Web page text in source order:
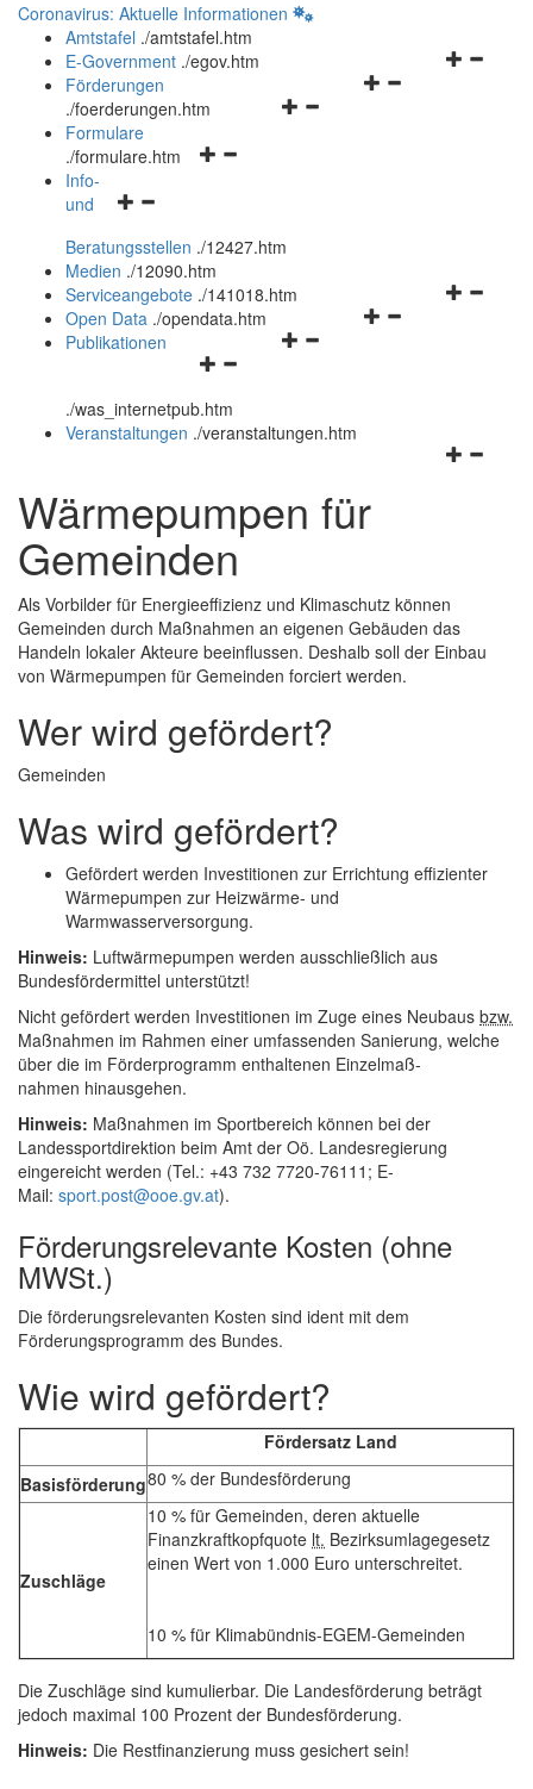
Coronavirus: Aktuelle Informationen
Amtstafel ./amtstafel.htm
Navigationsmenü
E-Government ./egov.htm
Navigationsmenü
Förderungen
./foerderungen.htm
Navigationsmenü
Formulare
./formulare.htm
Navigationsmenü
und
schließen
Info-
und
Beratungsstellen ./12427.htm
Medien ./12090.htm
Navigationsmenü
Serviceangebote ./141018.htm
Navigationsmenü
Open Data ./opendata.htm
Navigationsmenü
und
schließen
Publikationen
./was_internetpub.htm
Veranstaltungen ./veranstaltungen.htm
Wärmepumpen für
Gemeinden
Als Vorbilder für Energieeffizienz und Klimaschutz können
Gemeinden durch Maßnahmen an eigenen Gebäuden das
Handeln lokaler Akteure beeinflussen. Deshalb soll der Einbau
von Wärmepumpen für Gemeinden forciert werden.
Wer wird gefördert?
Gemeinden
Was wird gefördert?
Gefördert werden Investitionen zur Errichtung effizienter
Wärmepumpen zur Heizwärme- und
Warmwasserversorgung.
Hinweis: Luftwärmepumpen werden ausschließlich aus
Bundesfördermittel unterstützt!
Nicht gefördert werden Investitionen im Zuge eines Neubaus bzw.
Maßnahmen im Rahmen einer umfassenden Sanierung, welche
über die im Förderprogramm enthaltenen Einzelmaß­
nahmen hinausgehen.
Hinweis: Maßnahmen im Sportbereich können bei der
Landessportdirektion beim Amt der Oö. Landesregierung
eingereicht werden (Tel.: +43 732 7720-76111; E-
Mail: sport.post@ooe.gv.at).
Förderungsrelevante Kosten (ohne
MWSt.)
Die förderungsrelevanten Kosten sind ident mit dem
Förderungsprogramm des Bundes.
Wie wird gefördert?
Fördersatz Land
Basisförderung80 % der Bundesförderung
Zuschläge
10 % für Gemeinden, deren aktuelle
Finanzkraftkopfquote lt. Bezirksumlagegesetz
einen Wert von 1.000 Euro unterschreitet.
10 % für Klimabündnis-EGEM-Gemeinden
Die Zuschläge sind kumulierbar. Die Landesförderung beträgt
jedoch maximal 100 Prozent der Bundesförderung.
Hinweis: Die Restfinanzierung muss gesichert sein!